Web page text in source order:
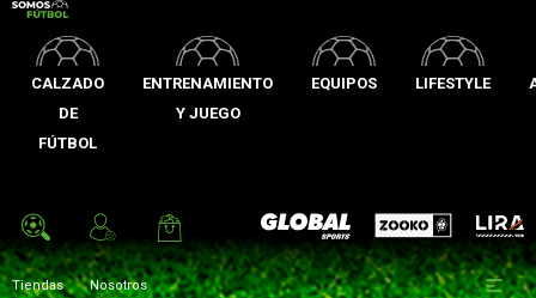
CALZADO
DE
FÚTBOL
ENTRENAMIENTO
Y JUEGO
EQUIPOS LIFESTYLE
Global Sports Zooko Lira
Tiendas Nosotros 